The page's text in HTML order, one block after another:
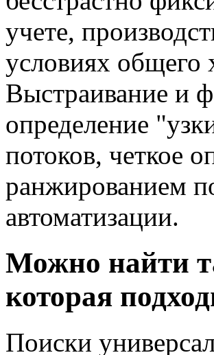
учете,
условиях общего
Выстраивание и
определение
потоков, четкое
ранжированием
автоматизации.
Можно найти
которая
Поиски